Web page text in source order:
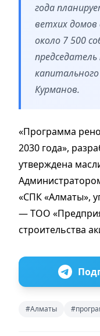
года
ветхих домов
около 7 500
Курманов.
«Программа
2030 года»,
утверждена
«СПК «Алматы»,
— ТОО
строительства
#Алматы